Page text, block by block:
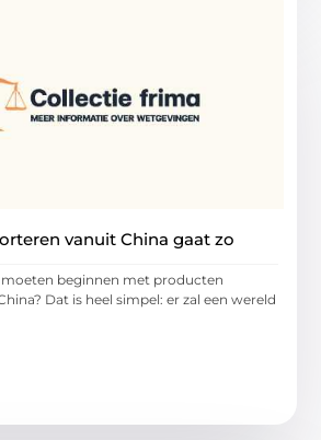
vanuit China gaat zo
beginnen met producten
Dat is heel simpel: er zal een wereld